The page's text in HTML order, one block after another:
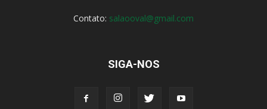
Contato: salaooval@gmail.com
SIGA-NOS